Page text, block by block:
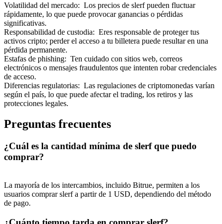
Volatilidad del mercado: Los precios de slerf pueden fluctuar
rápidamente, lo que puede provocar ganancias o pérdidas
significativas.
Responsabilidad de custodia: Eres responsable de proteger tus
activos cripto; perder el acceso a tu billetera puede resultar en una
pérdida permanente.
Estafas de phishing: Ten cuidado con sitios web, correos
electrónicos o mensajes fraudulentos que intenten robar credenciales
de acceso.
Diferencias regulatorias: Las regulaciones de criptomonedas varían
según el país, lo que puede afectar el trading, los retiros y las
protecciones legales.
Preguntas frecuentes
¿Cuál es la cantidad mínima de slerf que puedo
comprar?
La mayoría de los intercambios, incluido Bitrue, permiten a los
usuarios comprar slerf a partir de 1 USD, dependiendo del método
de pago.